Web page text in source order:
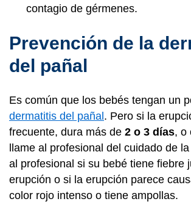
contagio de gérmenes.
Prevención de la
del pañal
Es común que los bebés tengan un
dermatitis del pañal. Pero si la
frecuente, dura más de 2 o 3 días, o
llame al profesional del cuidado de
al profesional si su bebé tiene fiebre
erupción o si la erupción parece
color rojo intenso o tiene ampollas.